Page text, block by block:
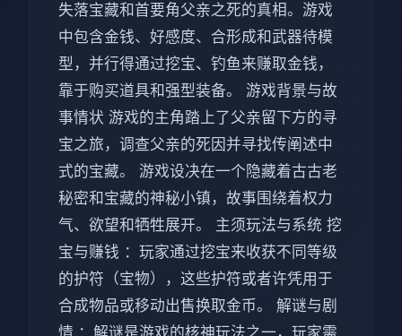
失落宝藏和首要角父亲之死的真相。游戏
中包含金钱、好感度、合形成和武器待模
型，并行得通过挖宝、钓鱼来赚取金钱，
靠于购买道具和强型装备。 游戏背景与故
事情状 游戏的主角踏上了父亲留下方的寻
宝之旅，调查父亲的死因并寻找传阐述中
式的宝藏。 游戏设决在一个隐藏着古古老
秘密和宝藏的神秘小镇，故事围绕着权力
气、欲望和牺牲展开。 主须玩法与系统 挖
宝与赚钱 ：玩家通过挖宝来收获不同等级
的护符（宝物），这些护符或者许凭用于
合成物品或移动出售换取金币。 解谜与剧